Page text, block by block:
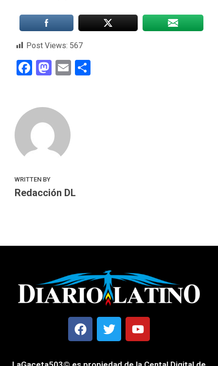
Post Views: 567
Facebook
Mastodon
Email
WRITTEN BY
Redacción DL